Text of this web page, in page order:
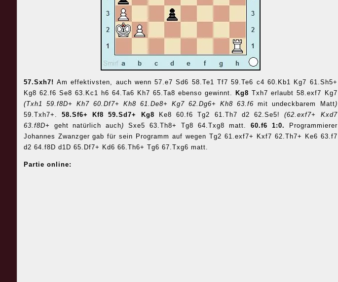
57.Sxh7! Am effektivsten, auch wenn 57.e7 Sd6 58.Te1 Tf7 59.Te6 c4 60.Kb1 Kg7 61.Sh5+
Kg8 62.f6 Se8 63.Kc1 h6 64.Ta6 Kh7 65.Ta8 ebenso gewinnt.
Kg8Txh7 erlaubt 58.exf7 Kg7
(Txh1 59.f8D+ Kh7 60.Df7+ Kh8 61.De8+ Kg7 62.Dg6+ Kh8 63.f6mit undeckbarem Matt)
59.Txh7+. 58.Sf6+ Kf8 59.Sd7+ Kg8 Ke8 60.f6 Tg2 61.Th7 d2 62.Se5!(62.exf7+ Kxd7
63.f8D+ geht natürlich auch)Sxe5 63.Th8+ Tg8 64.Txg8 matt. 60.f6 1:0.
Programmierer
Johannes Zwanzger gab für sein Programm auf wegen Tg2 61.exf7+ Kxf7 62.Th7+ Ke6 63.f7
d2 64.f8D d1D 65.Df7+ Kd6 66.Th6+ Tg6 67.Txg6 matt.
Partie online: